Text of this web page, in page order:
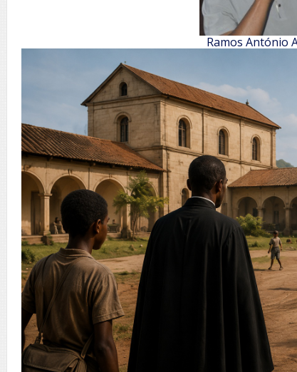
Ramos António